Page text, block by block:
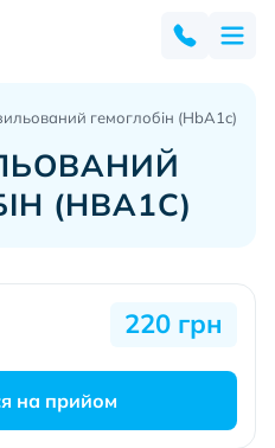
гемоглобін (HbA1c)
(HBA1C)
220 грн
на прийом